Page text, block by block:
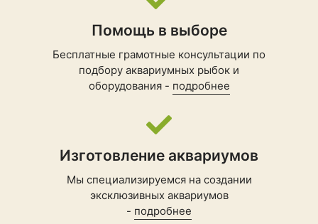
Помощь в выборе
Бесплатные грамотные консультации по
подбору аквариумных рыбок и
оборудования - подробнее
Изготовление аквариумов
Мы специализируемся на создании
эксклюзивных аквариумов
- подробнее